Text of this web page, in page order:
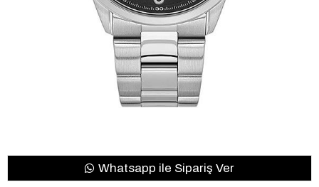
Whatsapp ile Sipariş Ver